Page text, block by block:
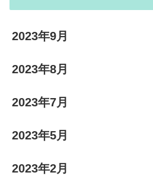
2023年9月
2023年8月
2023年7月
2023年5月
2023年2月